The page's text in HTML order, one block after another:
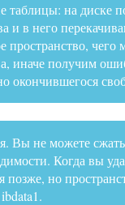
на диске
и в него
иначе получим
окончившегося
не можете
Когда вы
но